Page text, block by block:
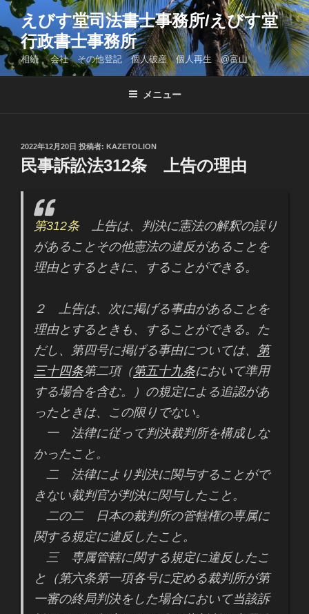
コ
ン
テ
ン
ツ
えびす堂司法書士事務所/えびす堂
行政書士事務所
相続 会社 その他登記 個人破産 個人再生 @富山
メニュー
投
稿
日:
2022年12月20日 投稿者: KAZETOLION
民事訴訟法312条 上告の理由
第312条上告は、判決に憲法の解釈の誤り
があることその他憲法の違反があることを
理由とするときに、することができる。
２ 上告は、次に掲げる事由があることを
理由とするときも、することができる。た
だし、第四号に掲げる事由については、
第
三十四条第二項（第五十九条において準用
する場合を含む。）の規定による追認があ
ったときは、この限りでない。
一 法律に従って判決裁判所を構成しな
かったこと。
二 法律により判決に関与することがで
きない裁判官が判決に関与したこと。
二の二 日本の裁判所の管轄権の専属に
関する規定に違反したこと。
三 専属管轄に関する規定に違反したこ
と（第六条第一項各号に定める裁判所が第
一審の終局判決をした場合において当該訴